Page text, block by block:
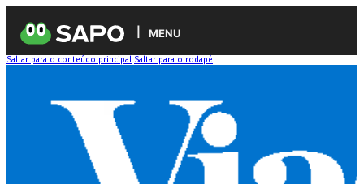
MENU
Saltar para o conteúdo principal Saltar para o rodapé